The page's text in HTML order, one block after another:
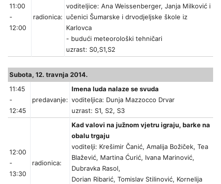
11:00
-
12:00
radionica:
voditeljice: Ana Weissenberger, Janja Milković i
učenici Šumarske i drvodjeljske škole iz
Karlovca
- budući meteorološki tehničari
uzrast: S0,S1,S2
Subota, 12. travnja 2014.
11:45
-
12:45
predavanje:
Imena luda nalaze se svuda
voditeljica: Dunja Mazzocco Drvar
uzrast: S1, S2, S3
12:00
-
13:30
radionica:
Kad valovi na južnom vjetru igraju, barke na
obalu trgaju
voditelji: Krešimir Čanić, Amalija Božiček, Tea
Blažević, Martina Ćurić, Ivana Marinović,
Dubravka Rasol,
Dorian Ribarić, Tomislav Stilinović, Kornelija